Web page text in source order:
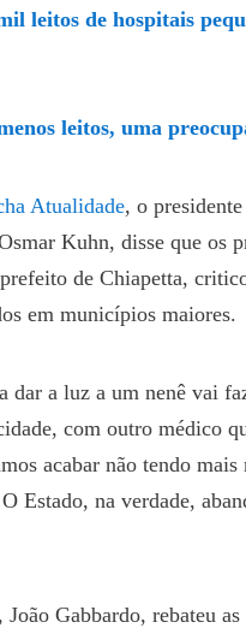
leitos de hospitais
leitos, uma
Atualidade, o
Kuhn, disse que os
de Chiapetta,
em municípios maiores.
dar a luz a um nenê vai
com outro médico
acabar não tendo
Estado, na verdade,
João Gabbardo, rebateu